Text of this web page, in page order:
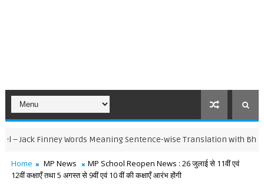
Finney Words Meaning Sentence-wise Translation with Bhavarth
Home MP News
MP School Reopen News : 26 जुलाई से 11वीं एवं
12वीं कक्षाएँ तथा 5 अगस्त से 9वीं एवं 10 वीं की कक्षाएँ आरंभ होंगी